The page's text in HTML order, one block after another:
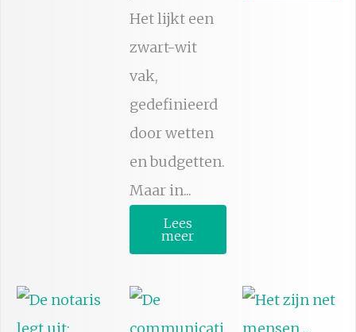
Het lijkt een
zwart-wit
vak,
gedefinieerd
door wetten
en budgetten.
Maar in...
Lees
meer